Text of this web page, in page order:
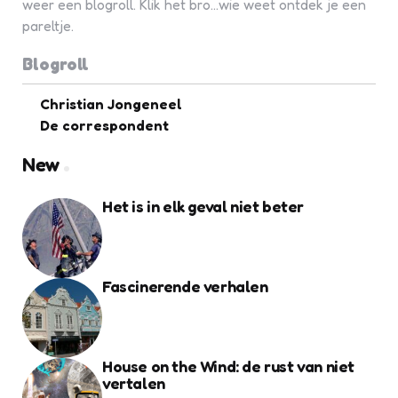
weer een blogroll. Klik het bro...wie weet ontdek je een
pareltje.
Blogroll
Christian Jongeneel
De correspondent
New
Het is in elk geval niet beter
Fascinerende verhalen
House on the Wind: de rust van niet
vertalen